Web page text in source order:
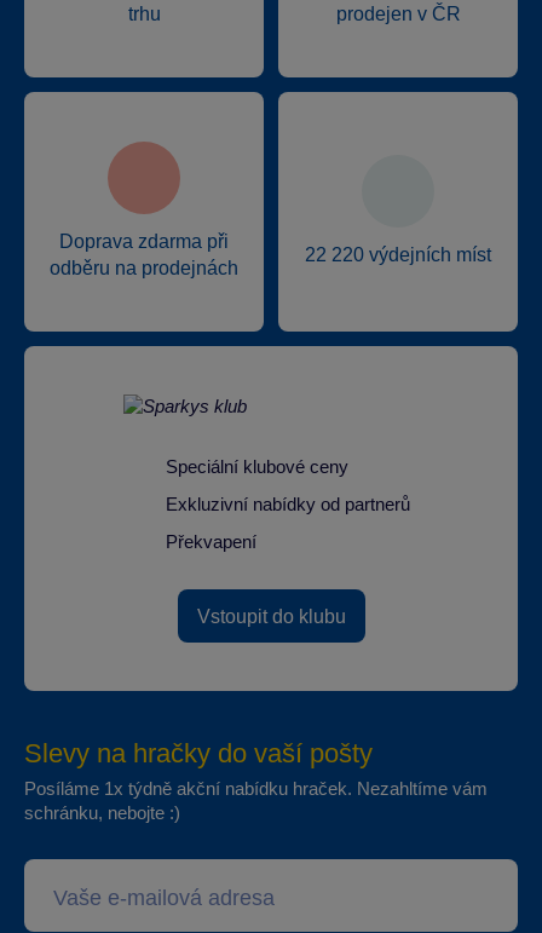
trhu
prodejen v ČR
Doprava zdarma při
odběru na prodejnách
22 220 výdejních míst
Speciální klubové ceny
Exkluzivní nabídky od partnerů
Překvapení
Vstoupit do klubu
Slevy na hračky do vaší pošty
Posíláme 1x týdně akční nabídku hraček. Nezahltíme vám
schránku, nebojte :)